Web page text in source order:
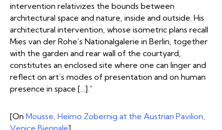
intervention relativizes the bounds between
architectural space and nature, inside and outside. His
architectural intervention, whose isometric plans recall
Mies van der Rohe’s Nationalgalerie in Berlin, together
with the garden and rear wall of the courtyard,
constitutes an enclosed site where one can linger and
reflect on art’s modes of presentation and on human
presence in space […].”
[On Mousse, Heimo Zobernig at the Austrian Pavilion,